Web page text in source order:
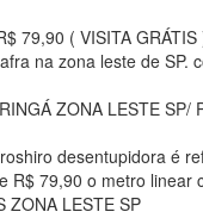
79,90 ( VISITA GRÁTIS
na zona leste de
ZONA LESTE SP/
desentupidora é
R$ 79,90 o metro linear
ZONA LESTE SP